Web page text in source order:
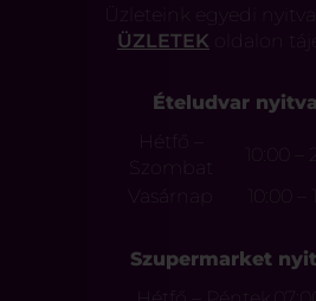
Üzleteink egyedi
ÜZLETEK oldalon
Ételudvar
Hétfő –
Szombat
Vasárnap
Szupermarket